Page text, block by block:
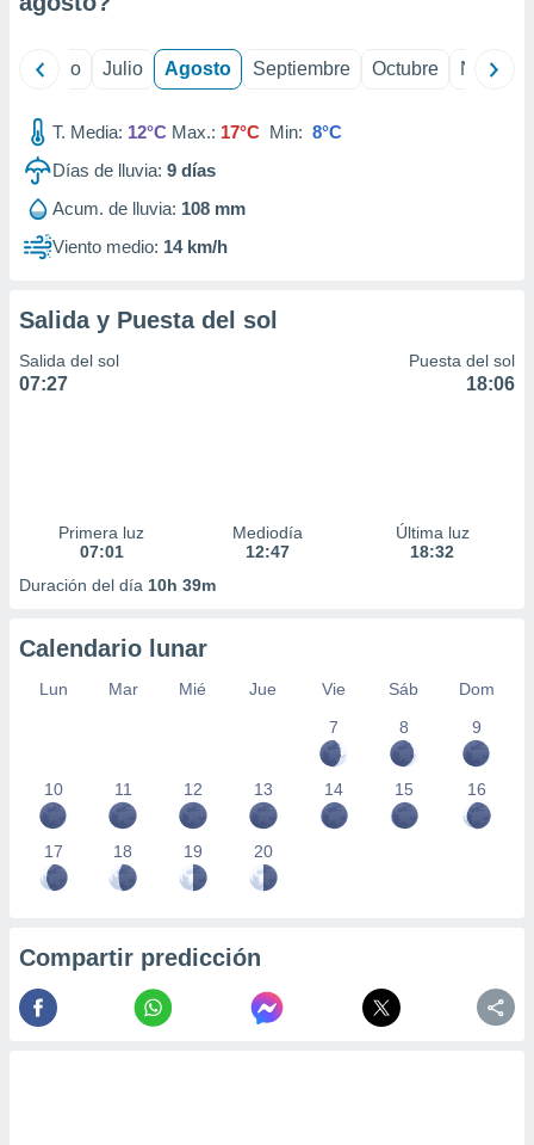
mediante
publicidad
publicidad
1199
Junio Julio Agosto Septiembre Octubre
T. Media: 12°C Max.: 17°C Min: 8°C
Días de lluvia: 9 días
Acum. de lluvia: 108 mm
Viento medio: 14 km/h
Salida y Puesta del sol
Salida del sol
07:27
Puesta del sol
18:06
Primera luz
07:01
Mediodía
12:47
Última luz
18:32
Duración del día 10h 39m
Calendario lunar
Lun Mar Mié Jue Vie Sáb
Dom
7
8 9
10 11 12 13 14 15 16
17 18 19 20
Compartir predicción